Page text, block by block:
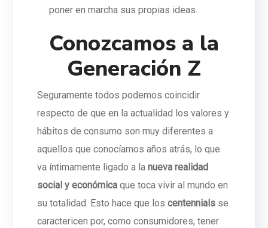
poner en marcha sus propias ideas.
Conozcamos a la
Generación Z
Seguramente todos podemos coincidir
respecto de que en la actualidad los valores y
hábitos de consumo son muy diferentes a
aquellos que conocíamos años atrás, lo que
va íntimamente ligado a lanueva realidad
social y económicaque toca vivir al mundo en
su totalidad. Esto hace que loscentennials se
caractericen por, como consumidores, tener